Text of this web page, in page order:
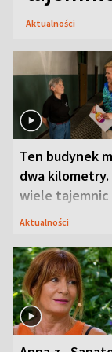
Aktualności
Ten budynek
dwa kilometry.
wiele tajemnic
Aktualności